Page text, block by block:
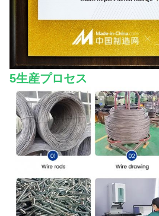
5生産プロセス